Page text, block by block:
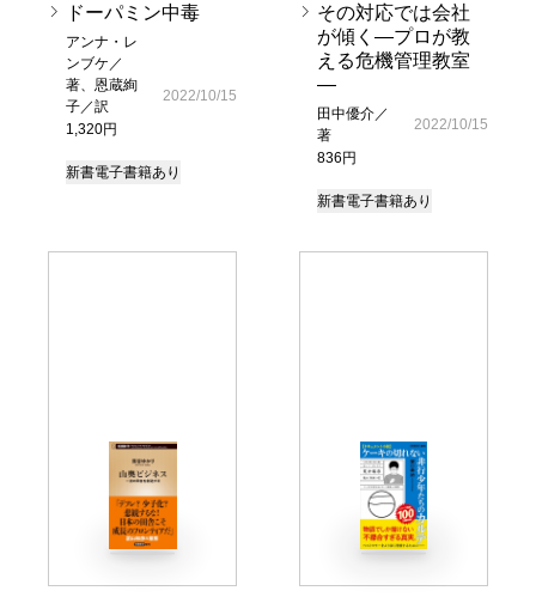
ドーパミン中毒
アンナ・レ
ンブケ／
著、恩蔵絢
子／訳
1,320円
2022/10/15
新書電子書籍あり
その対応では会社
が傾く―プロが教
える危機管理教室
―
田中優介／
著
836円
2022/10/15
新書電子書籍あり